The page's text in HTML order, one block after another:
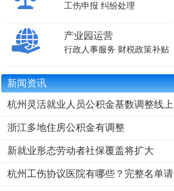
工伤申报 纠纷处理
产业园运营
行政人事服务 财税政策补贴
新闻资讯
杭州灵活就业人员公积金基数调整线上
浙江多地住房公积金有调整
新就业形态劳动者社保覆盖将扩大
杭州工伤协议医院有哪些？完整名单请